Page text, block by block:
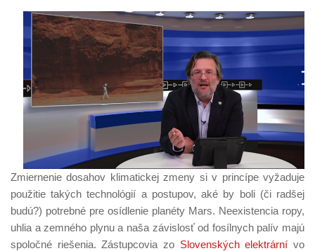
Zmiernenie dosahov klimatickej zmeny si v princípe vyžaduje
použitie takých technológií a postupov, aké by boli (či radšej
budú?) potrebné pre osídlenie planéty Mars. Neexistencia ropy,
uhlia a zemného plynu a naša závislosť od fosílnych palív majú
spoločné riešenia. Zástupcovia zo Slovenských elektrární vo